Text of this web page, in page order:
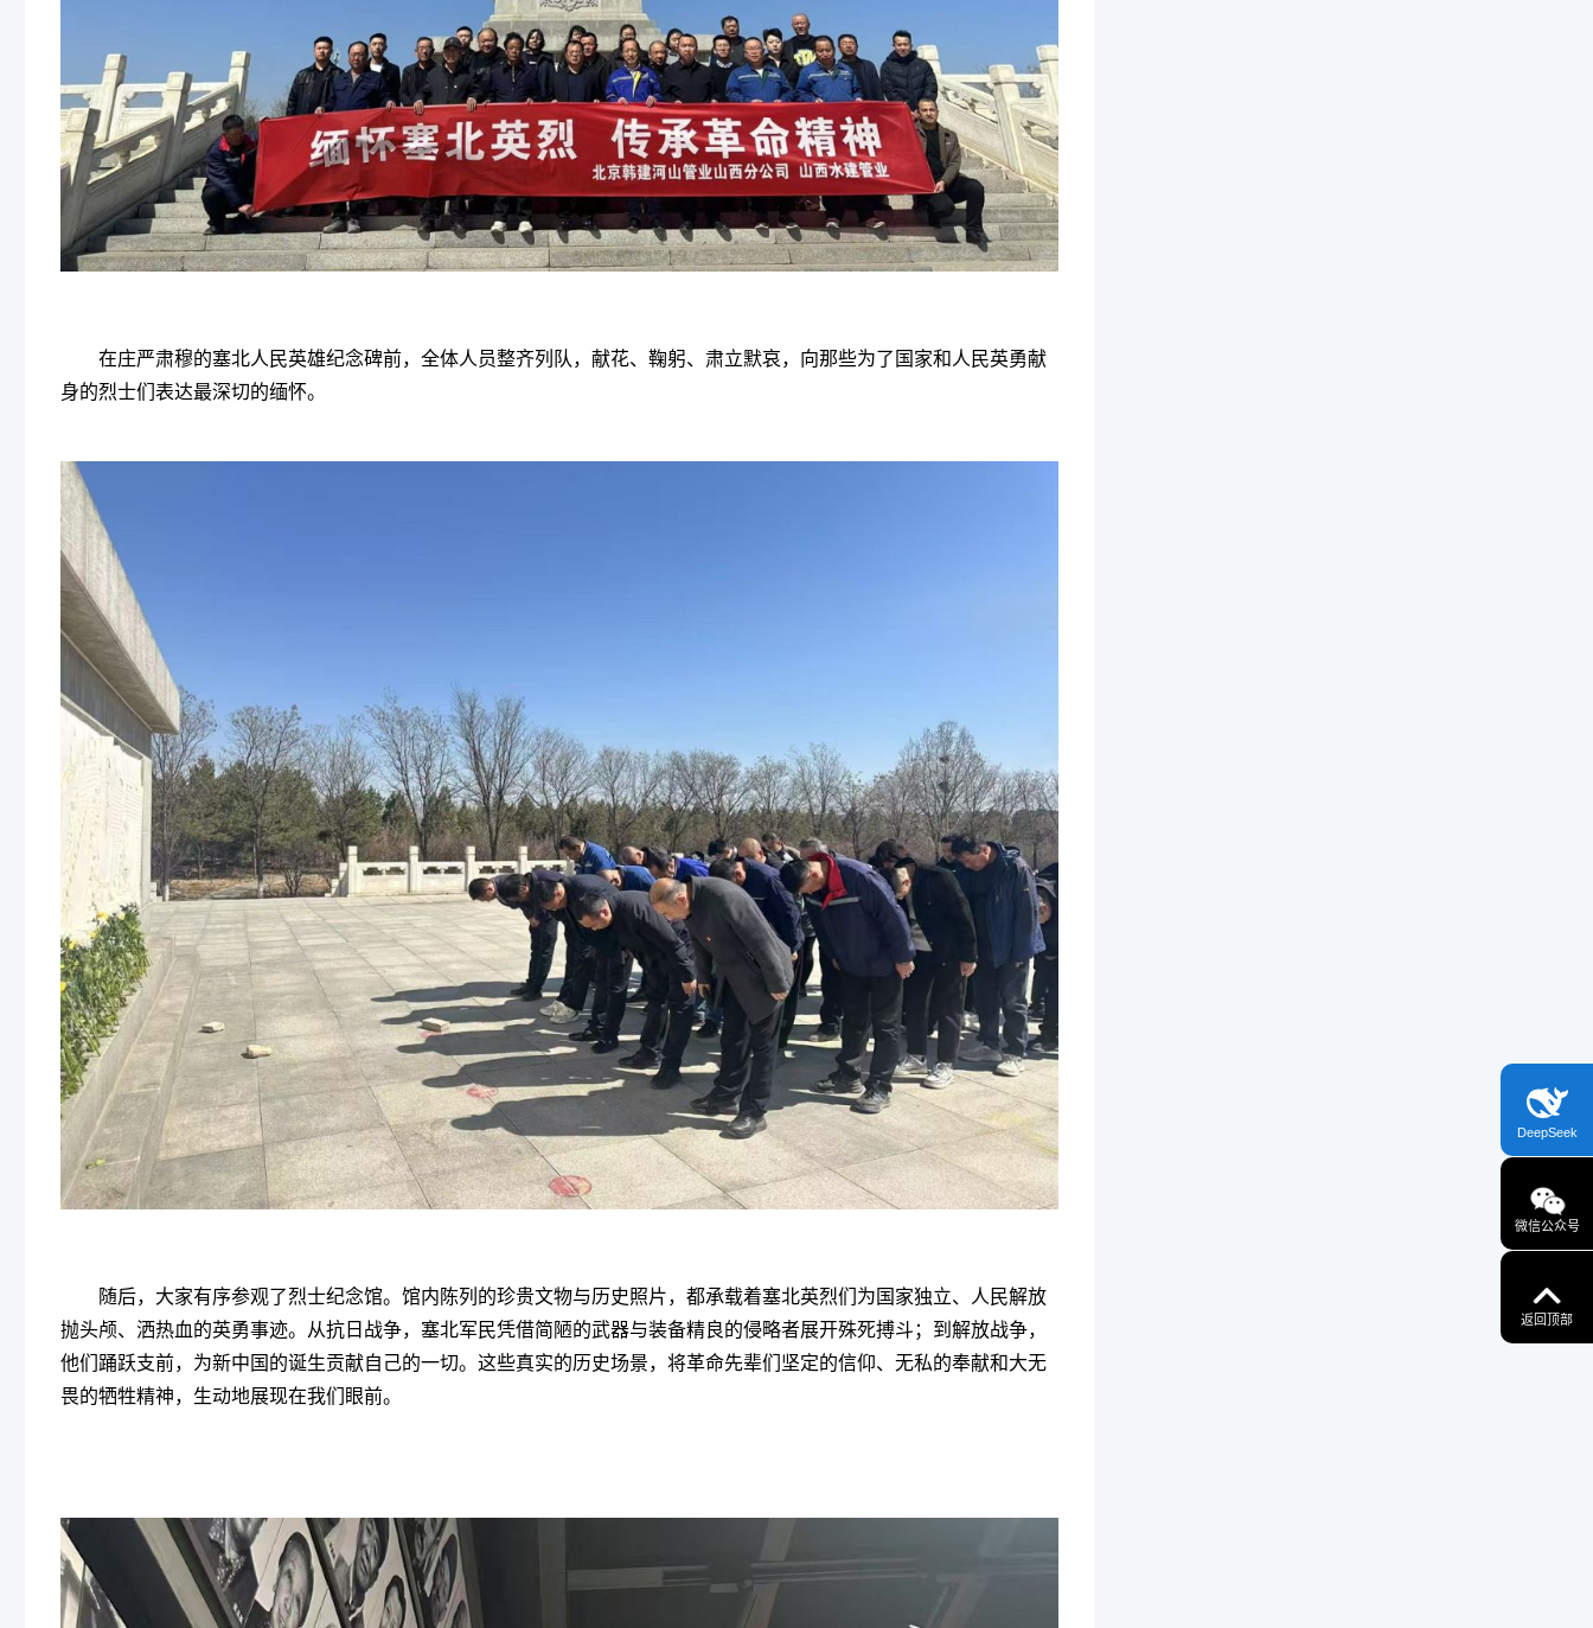
在庄严肃穆的塞北人民英雄纪念碑前，全体人员整齐列队，献花、鞠躬、肃立默哀，向那些为了国家和人民英勇献
身的烈士们表达最深切的缅怀。
随后，大家有序参观了烈士纪念馆。馆内陈列的珍贵文物与历史照片，都承载着塞北英烈们为国家独立、人民解放
抛头颅、洒热血的英勇事迹。从抗日战争，塞北军民凭借简陋的武器与装备精良的侵略者展开殊死搏斗；到解放战争，
他们踊跃支前，为新中国的诞生贡献自己的一切。这些真实的历史场景，将革命先辈们坚定的信仰、无私的奉献和大无
畏的牺牲精神，生动地展现在我们眼前。
DeepSeek
微信公众号
返回顶部